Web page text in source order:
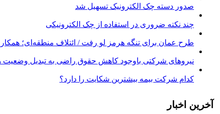
صدور دسته چک الکترونیک تسهیل شد
چند نکته ضروری در استفاده از چک الکترونیکی
طرح عمان برای تنگه هرمز لو رفت / ائتلاف منطقه‌ای؛
نیروهای شرکتی باوجود کاهش حقوق راضی به تبدیل وضعیت
کدام شرکت بیمه بیشترین شکایت را دارد؟
آخرین اخبار